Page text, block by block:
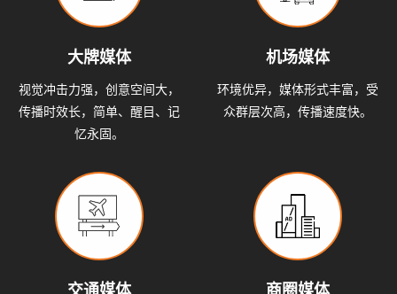
大牌媒体
视觉冲击力强，创意空间大，
传播时效长，简单、醒目、记
忆永固。
机场媒体
环境优异，媒体形式丰富，受
众群层次高，传播速度快。